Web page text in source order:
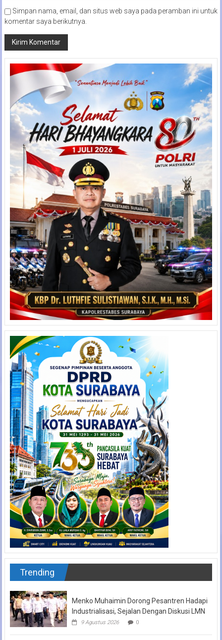
Simpan nama, email, dan situs web saya pada peramban ini untuk
komentar saya berikutnya.
Trending
Menko Muhaimin Dorong Pesantren Hadapi
Industrialisasi, Sejalan Dengan Diskusi LMN
9 Agustus 2026 0